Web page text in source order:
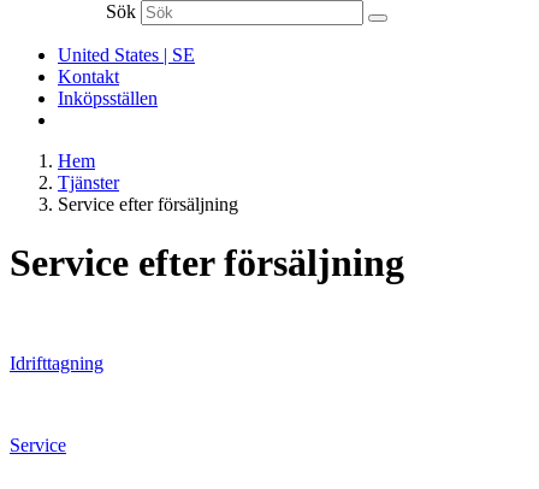
Sök
United States | SE
Kontakt
Inköpsställen
Hem
Tjänster
Service efter försäljning
Service efter försäljning
Idrifttagning
Service